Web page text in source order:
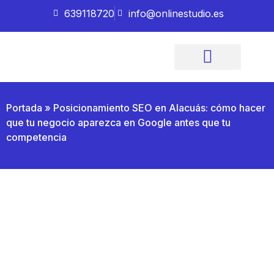
639118720 info@onlinestudio.es
Portada » Posicionamiento SEO en Alacuás: cómo hacer
que tu negocio aparezca en Google antes que tu
competencia